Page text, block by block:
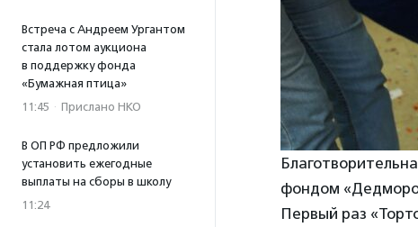
Встреча с Андреем Ургантом
стала лотом аукциона
в поддержку фонда
«Бумажная птица»
11:45 · Прислано НКО
В ОП РФ предложили
установить ежегодные
выплаты на сборы в школу
11:24
фондом
Первый раз